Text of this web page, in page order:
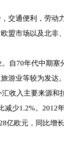
交通便利，劳动
盟市场以及北非
自70年代中期塞
游业等较为发达
收入主要来源和
减少1.2%。2012
亿欧元，同比增